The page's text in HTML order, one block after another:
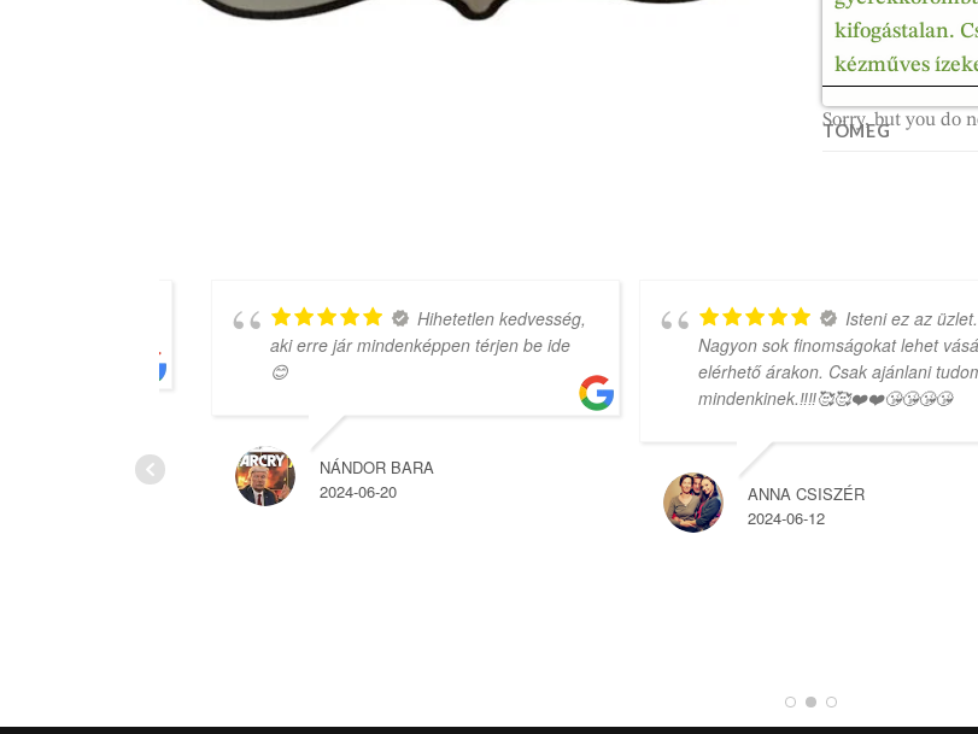
kifogástalan.
kézműves
Sorry, but you do
TÖMEG
Hihetetlen kedvesség,
aki erre jár mindenképpen térjen be ide
NÁNDOR BARA
2024-06-20
Isteni ez az üzlet.
Nagyon sok finomságokat lehet vásárolni
elérhető árakon. Csak ajánlani tudom
mindenkinek.‼️‼️🥰🥰❤️❤️😘😘😘😘
ANNA CSISZÉR
2024-06-12